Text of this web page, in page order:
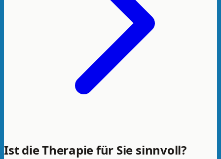
Ist die Therapie für Sie sinnvoll?